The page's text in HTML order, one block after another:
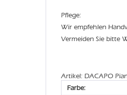
Pflege:
Wir empfehlen
Vermeiden Sie bitte
Artikel: DACAPO
Farbe: